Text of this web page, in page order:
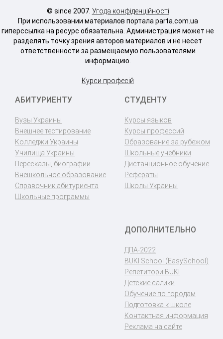
© since 2007. Угода конфіденційності
При использовании материалов портала parta.com.ua
гиперссылка на ресурс обязательна. Администрация может не
разделять точку зрения авторов материалов и не несет
ответственности за размещаемую пользователями
информацию.
Курси професій
АБИТУРИЕНТУ
Вузы Украины
Внешнее тестирование
Колледжи Украины
Училища Украины
Пересказы, биографии
Внешкольное образование
Справочник абитуриента
Школьные программы
СТУДЕНТУ
Курсы языков
Курсы профессий
Образование за рубежом
Школьные учебники
Дистанционное обучение
Рефераты
Школы Украины
ДОПОЛНИТЕЛЬНО
ДПА-2022
BUKI School (EasySchool)
Репетитори BUKI
Детские садики
Обучение по городам
Подготовка к школе
Контактная информация
Реклама на сайте